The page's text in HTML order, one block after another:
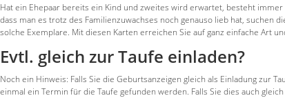
Hat ein Ehepaar bereits ein Kind und zweites wird erwartet, besteht
dass man es trotz des Familienzuwachses noch genauso lieb hat,
solche Exemplare. Mit diesen Karten erreichen Sie auf ganz einfache Art
Evtl. gleich zur Taufe einladen?
Noch ein Hinweis: Falls Sie die Geburtsanzeigen gleich als Einladung
einmal ein Termin für die Taufe gefunden werden. Falls Sie dies auch